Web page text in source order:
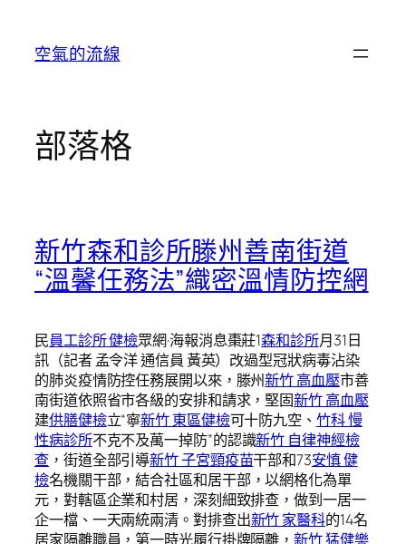
空氣的流線
部落格
新竹森和診所滕州善南街道
“溫馨任務法”織密溫情防控網
民員工診所 健檢眾網·海報消息棗莊1森和診所月31日
訊（記者 孟令洋 通信員 黃英）改過型冠狀病毒沾染
的肺炎疫情防控任務展開以來，滕州新竹 高血壓市善
南街道依照省市各級的安排和請求，堅固新竹 高血壓
建供膳健檢立“寧新竹 東區健檢可十防九空、 竹科 慢
性病診所不克不及萬一掉防”的認識新竹 自律神經檢
查，街道全部引導新竹 子宮頸疫苗干部和73安慎 健
檢名機關干部，結合社區和居干部，以網格化為單
元，對轄區企業和村居，深刻細致排查，做到一居一
企一檔、一天兩統兩清。對排查出新竹 家醫科的14名
居家隔離職員，第一時光履行掛牌隔離，新竹 猛健樂